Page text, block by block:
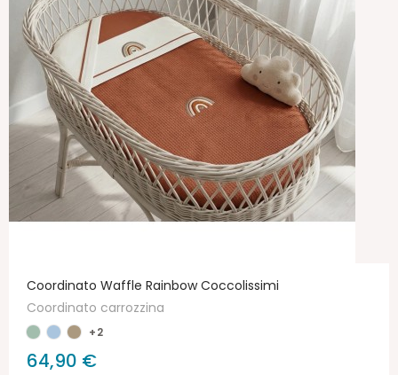
Coordinato Waffle Rainbow Coccolissimi
Coordinato carrozzina
+2
64,90 €